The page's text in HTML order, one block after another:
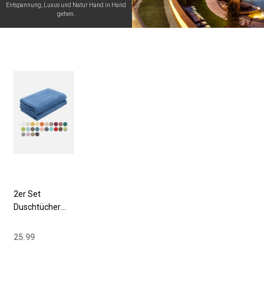
Entspannung, Luxus und Natur Hand in Hand
gehen.
2er Set
Duschtücher
Baumwolle 420
25.99